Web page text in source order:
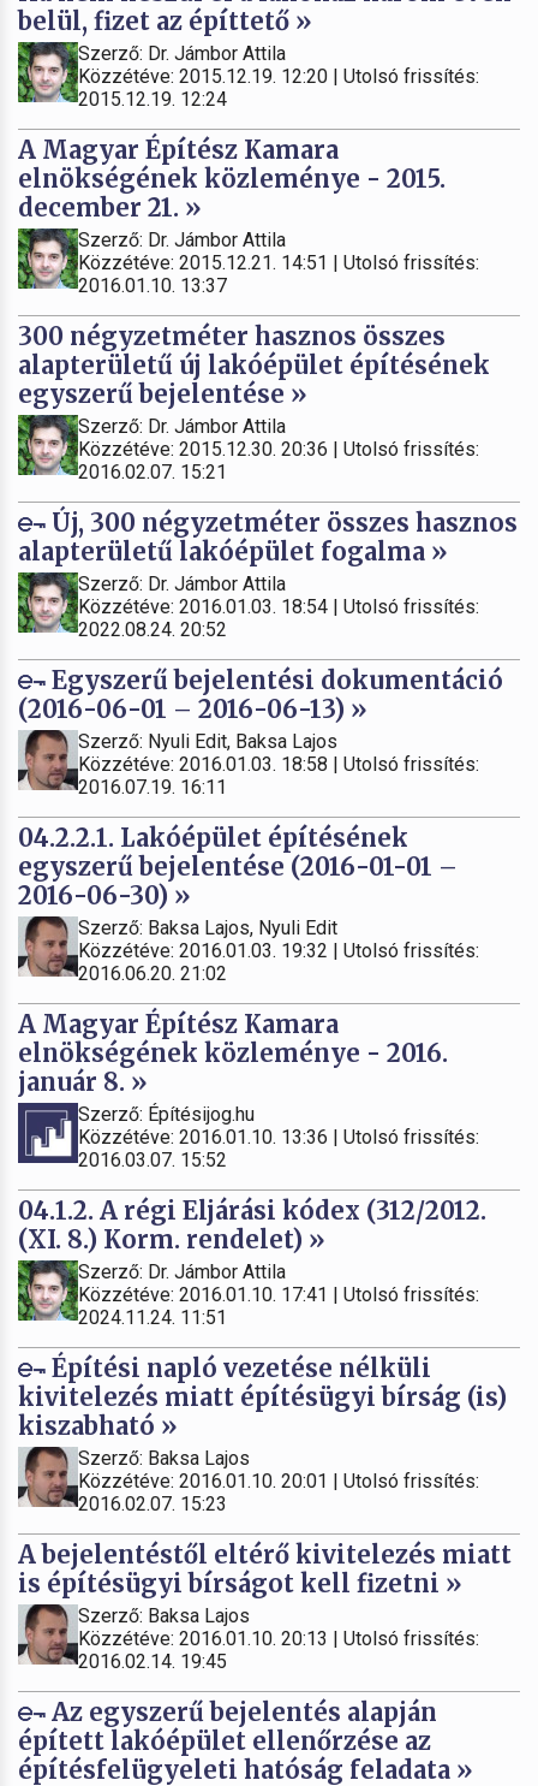
belül, fizet az építtető »
Szerző: Dr. Jámbor Attila
Közzétéve: 2015.12.19. 12:20 | Utolsó frissítés:
2015.12.19. 12:24
A Magyar Építész Kamara
elnökségének közleménye - 2015.
december 21. »
Szerző: Dr. Jámbor Attila
Közzétéve: 2015.12.21. 14:51 | Utolsó frissítés:
2016.01.10. 13:37
300 négyzetméter hasznos összes
alapterületű új lakóépület építésének
egyszerű bejelentése »
Szerző: Dr. Jámbor Attila
Közzétéve: 2015.12.30. 20:36 | Utolsó frissítés:
2016.02.07. 15:21
Új, 300 négyzetméter összes hasznos
alapterületű lakóépület fogalma »
Szerző: Dr. Jámbor Attila
Közzétéve: 2016.01.03. 18:54 | Utolsó frissítés:
2022.08.24. 20:52
Egyszerű bejelentési dokumentáció
(2016-06-01 – 2016-06-13) »
Szerző: Nyuli Edit, Baksa Lajos
Közzétéve: 2016.01.03. 18:58 | Utolsó frissítés:
2016.07.19. 16:11
04.2.2.1. Lakóépület építésének
egyszerű bejelentése (2016-01-01 –
2016-06-30) »
Szerző: Baksa Lajos, Nyuli Edit
Közzétéve: 2016.01.03. 19:32 | Utolsó frissítés:
2016.06.20. 21:02
A Magyar Építész Kamara
elnökségének közleménye - 2016.
január 8. »
Szerző: Építésijog.hu
Közzétéve: 2016.01.10. 13:36 | Utolsó frissítés:
2016.03.07. 15:52
04.1.2. A régi Eljárási kódex (312/2012.
(XI. 8.) Korm. rendelet) »
Szerző: Dr. Jámbor Attila
Közzétéve: 2016.01.10. 17:41 | Utolsó frissítés:
2024.11.24. 11:51
Építési napló vezetése nélküli
kivitelezés miatt építésügyi bírság (is)
kiszabható »
Szerző: Baksa Lajos
Közzétéve: 2016.01.10. 20:01 | Utolsó frissítés:
2016.02.07. 15:23
A bejelentéstől eltérő kivitelezés miatt
is építésügyi bírságot kell fizetni »
Szerző: Baksa Lajos
Közzétéve: 2016.01.10. 20:13 | Utolsó frissítés:
2016.02.14. 19:45
Az egyszerű bejelentés alapján
épített lakóépület ellenőrzése az
építésfelügyeleti hatóság feladata »